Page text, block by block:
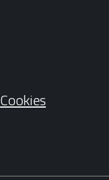
Cookies